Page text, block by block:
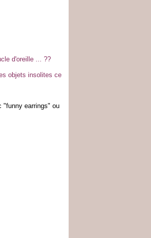
d'oreille ... ??
objets insolites ce
"funny earrings" ou